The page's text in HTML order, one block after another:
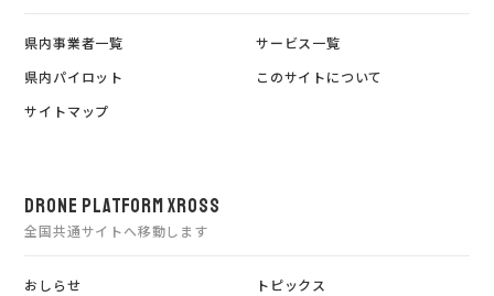
県内事業者一覧
サービス一覧
県内パイロット
このサイトについて
サイトマップ
DRONE PLATFORM XROSS
全国共通サイトへ移動します
おしらせ
トピックス